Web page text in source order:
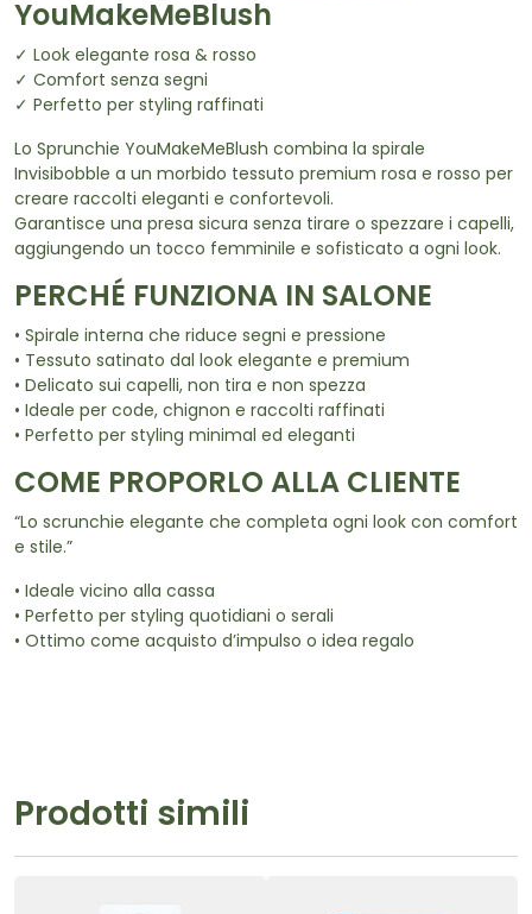
YouMakeMeBlush
✓ Look elegante rosa & rosso
✓ Comfort senza segni
✓ Perfetto per styling raffinati
Lo Sprunchie YouMakeMeBlush combina la spirale
Invisibobble a un morbido tessuto premium rosa e rosso per
creare raccolti eleganti e confortevoli.
Garantisce una presa sicura senza tirare o spezzare i capelli,
aggiungendo un tocco femminile e sofisticato a ogni look.
PERCHÉ FUNZIONA IN SALONE
• Spirale interna che riduce segni e pressione
• Tessuto satinato dal look elegante e premium
• Delicato sui capelli, non tira e non spezza
• Ideale per code, chignon e raccolti raffinati
• Perfetto per styling minimal ed eleganti
COME PROPORLO ALLA CLIENTE
“Lo scrunchie elegante che completa ogni look con comfort
e stile.”
• Ideale vicino alla cassa
• Perfetto per styling quotidiani o serali
• Ottimo come acquisto d’impulso o idea regalo
Prodotti simili